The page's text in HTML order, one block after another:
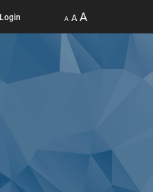
Login A A A